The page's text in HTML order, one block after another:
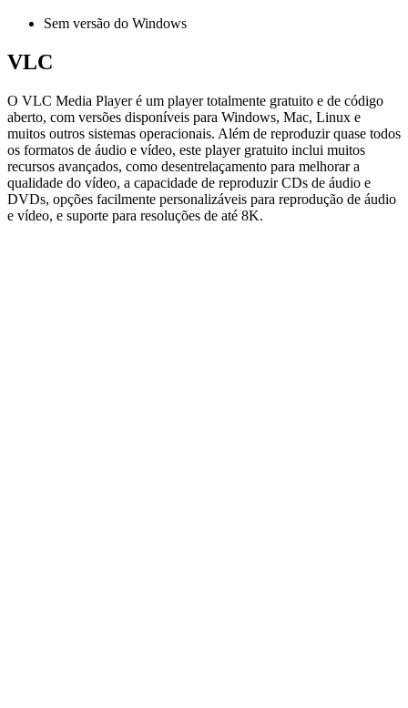
Sem versão do Windows
VLC
O VLC Media Player é um player totalmente gratuito e de código
aberto, com versões disponíveis para Windows, Mac, Linux e
muitos outros sistemas operacionais. Além de reproduzir quase todos
os formatos de áudio e vídeo, este player gratuito inclui muitos
recursos avançados, como desentrelaçamento para melhorar a
qualidade do vídeo, a capacidade de reproduzir CDs de áudio e
DVDs, opções facilmente personalizáveis para reprodução de áudio
e vídeo, e suporte para resoluções de até 8K.